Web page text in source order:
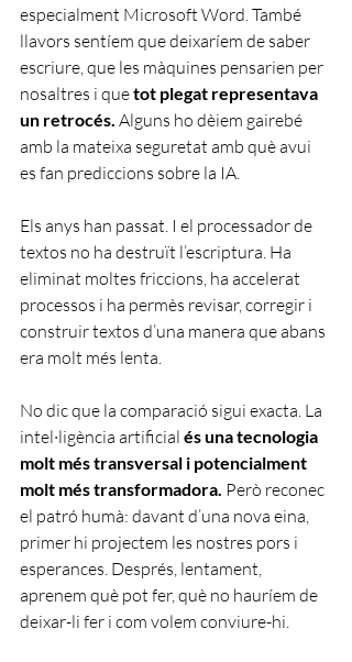
especialment Microsoft Word. També
llavors sentíem que deixaríem de saber
escriure, que les màquines pensarien per
nosaltres i que tot plegat representava
un retrocés. Alguns ho dèiem gairebé
amb la mateixa seguretat amb què avui
es fan prediccions sobre la IA.
Els anys han passat. I el processador de
textos no ha destruït l’escriptura. Ha
eliminat moltes friccions, ha accelerat
processos i ha permès revisar, corregir i
construir textos d’una manera que abans
era molt més lenta.
No dic que la comparació sigui exacta. La
intel·ligència artificial és una tecnologia
molt més transversal i potencialment
molt més transformadora. Però reconec
el patró humà: davant d’una nova eina,
primer hi projectem les nostres pors i
esperances. Després, lentament,
aprenem què pot fer, què no hauríem de
deixar-li fer i com volem conviure-hi.